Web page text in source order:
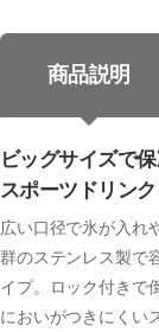
商品説明
ビッグサイズで
スポーツドリン
広い口径で氷が入れ
群のステンレス製で
イプ。ロック付きで
においがつきにくい